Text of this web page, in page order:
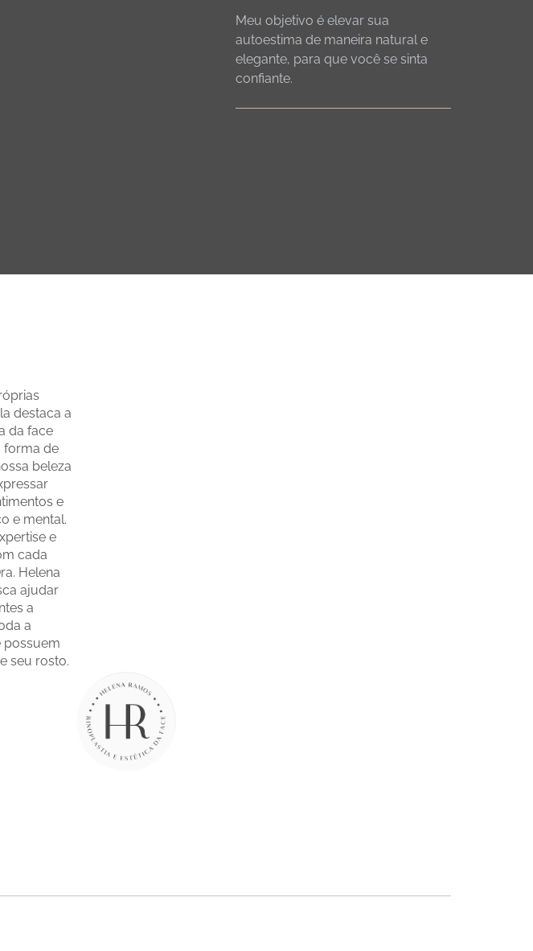
Meu objetivo é elevar sua
autoestima de maneira natural e
elegante, para que você se sinta
confiante.
destaca a
da face
forma de
beleza
e
e mental.
e
cada
Helena
ajudar
a
a
possuem
seu rosto.